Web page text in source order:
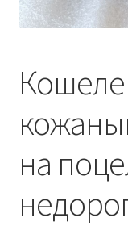
на